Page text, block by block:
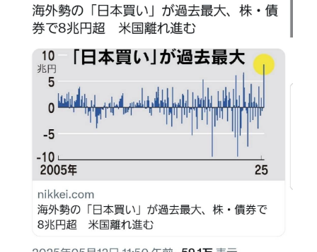
question corner
投資
ログイン
検索